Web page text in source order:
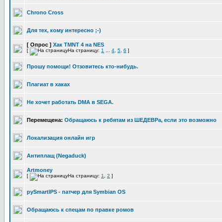
Chrono Cross
Для тех, кому интересно ;-)
[ Опрос ] Хак TMNT 4 на NES
[ На страницу: 1 4 5 6 ]
Прошу помощи! Отзовитесь кто-нибудь.
Плагиат в хаках
Не хочет работать DMA в SEGA.
Перемещена: Обращаюсь к ребятам из ШЕДЕВРа, если это возможно
Локализация онлайн игр
Антиплащ (Negaduck)
Artmoney
[ На страницу: 1 2 ]
pySmartIPS - патчер для Symbian OS
Обращаюсь к спецам по правке ромов